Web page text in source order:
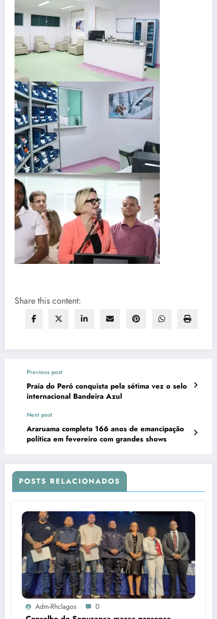
Share this content:
Previous post
Praia do Peró conquista pela sétima vez o selo
internacional Bandeira Azul
Next post
Araruama completa 166 anos de emancipação
política em fevereiro com grandes shows
POSTS RELACIONADOS
Adm-Rhclagos 0